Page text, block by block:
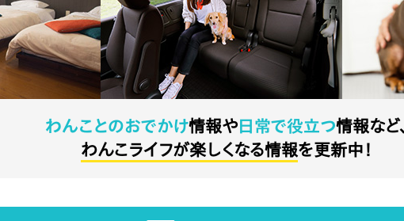
わんことのおでかけ情報や 日常で役立つ情報など
わんこライフが楽しくなる情報を更新中！